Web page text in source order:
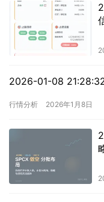
2026-01-08
行情分析 2026年1月8日